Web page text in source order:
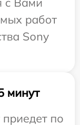
работ
Sony
минут
по